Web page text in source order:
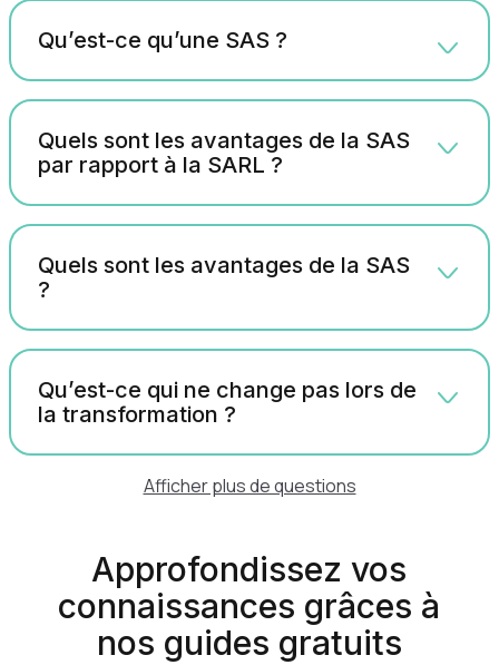
Qu’est-ce qu’une SAS ?
Quels sont les avantages de la SAS
par rapport à la SARL ?
Quels sont les avantages de la SAS
?
Qu’est-ce qui ne change pas lors de
la transformation ?
Afficher plus de questions
Approfondissez vos
connaissances grâces à
nos guides gratuits